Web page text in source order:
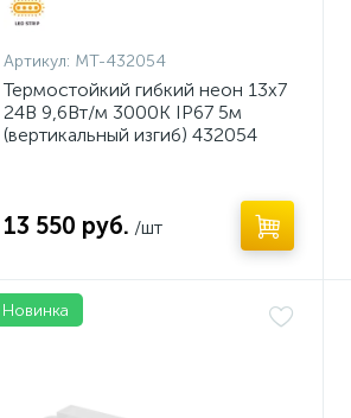
Артикул: MT-432054
Термостойкий гибкий неон 13х7
24В 9,6Вт/м 3000K IP67 5м
(вертикальный изгиб) 432054
13 550 руб. /шт
Новинка